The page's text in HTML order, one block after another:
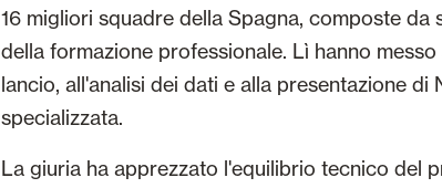
16 migliori squadre della Spagna, composte
della formazione professionale. Lì hanno
lancio, all'analisi dei dati e alla presentazione di
specializzata.
La giuria ha apprezzato l'equilibrio tecnico del